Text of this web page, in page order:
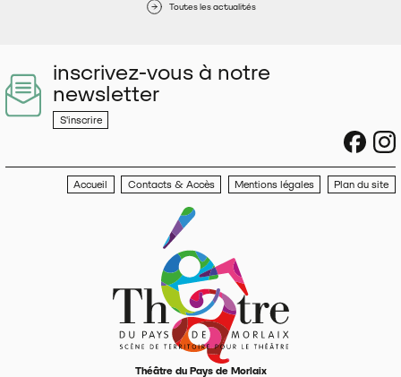
Toutes les actualités
inscrivez-vous à notre
newsletter
S'inscrire
Accueil Contacts & Accès Mentions légales Plan du site
Théâtre du Pays de Morlaix